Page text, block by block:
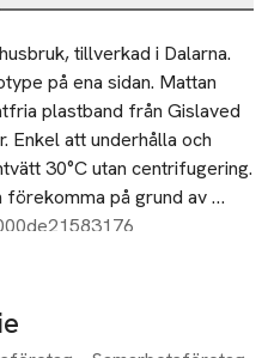
tillverkad i Dalarna.
på ena sidan. Mattan
plastband från Gislaved
Enkel att underhålla och
30°C utan centrifugering.
på grund av
mm.